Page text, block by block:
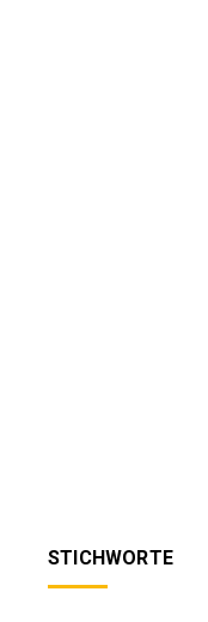
STICHWORTE